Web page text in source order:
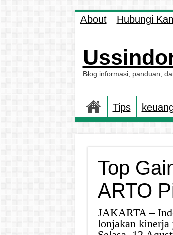
About Hubungi
Blog informasi, panduan,
Tips
Top
ARTO
JAKARTA –
lonjakan kinerja